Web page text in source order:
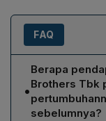
FAQ
•
Berapa
Brothers Tbk
sebelumnya?